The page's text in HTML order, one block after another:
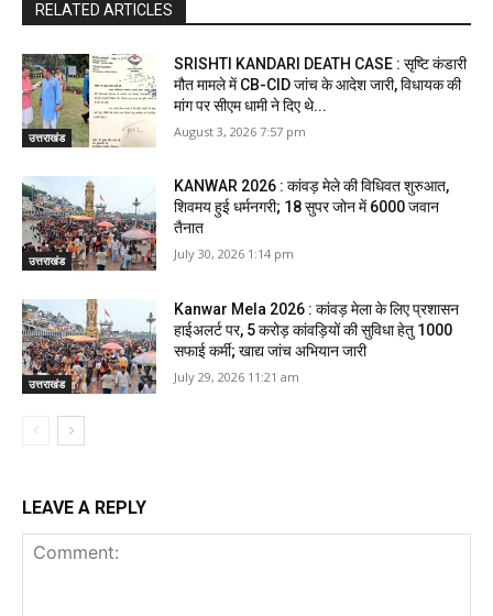
RELATED ARTICLES
उत्तराखंड
SRISHTI KANDARI DEATH CASE : सृष्टि कंडारी
मौत मामले में CB-CID जांच के आदेश जारी, विधायक की
मांग पर सीएम धामी ने दिए थे...
August 3, 2026 7:57 pm
उत्तराखंड
KANWAR 2026 : कांवड़ मेले की विधिवत शुरुआत,
शिवमय हुई धर्मनगरी; 18 सुपर जोन में 6000 जवान
तैनात
July 30, 2026 1:14 pm
उत्तराखंड
Kanwar Mela 2026 : कांवड़ मेला के लिए प्रशासन
हाईअलर्ट पर, 5 करोड़ कांवड़ियों की सुविधा हेतु 1000
सफाई कर्मी; खाद्य जांच अभियान जारी
July 29, 2026 11:21 am
LEAVE A REPLY